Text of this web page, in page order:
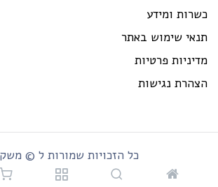
כשרות ומידע
תנאי שימוש באתר
מדיניות פרטיות
הצהרת נגישות
כל הזכויות שמורות ל © משק